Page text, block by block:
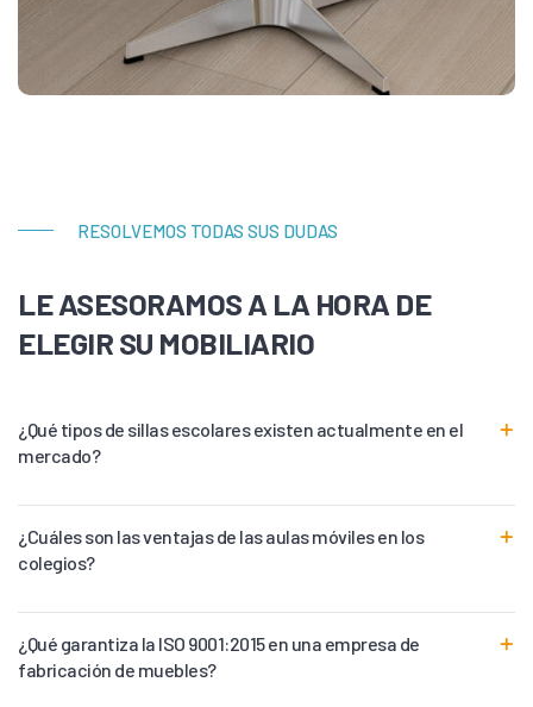
RESOLVEMOS TODAS SUS DUDAS
LE ASESORAMOS A LA HORA DE
ELEGIR SU MOBILIARIO
¿Qué tipos de sillas escolares existen actualmente en el
mercado?
¿Cuáles son las ventajas de las aulas móviles en los
colegios?
¿Qué garantiza la ISO 9001:2015 en una empresa de
fabricación de muebles?